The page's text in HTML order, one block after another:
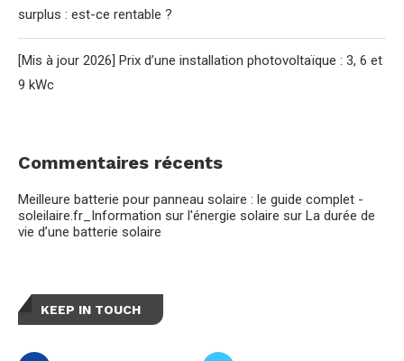
surplus : est-ce rentable ?
[Mis à jour 2026] Prix d’une installation photovoltaïque : 3, 6 et
9 kWc
Commentaires récents
Meilleure batterie pour panneau solaire : le guide complet -
soleilaire.fr_Information sur l'énergie solaire sur La durée de
vie d’une batterie solaire
KEEP IN TOUCH